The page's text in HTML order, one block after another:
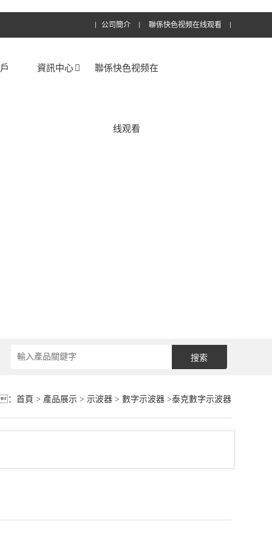
公司簡介 聯係快色视频在线观看
資訊中心 聯係快色视频在
线观看
： 首頁 > 產品展示> 示波器> 數字示波器>泰克數字示波器